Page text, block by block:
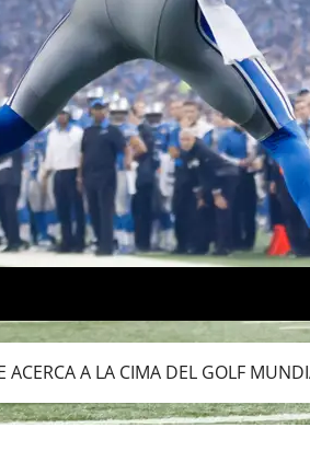
A LA CIMA DEL GOLF